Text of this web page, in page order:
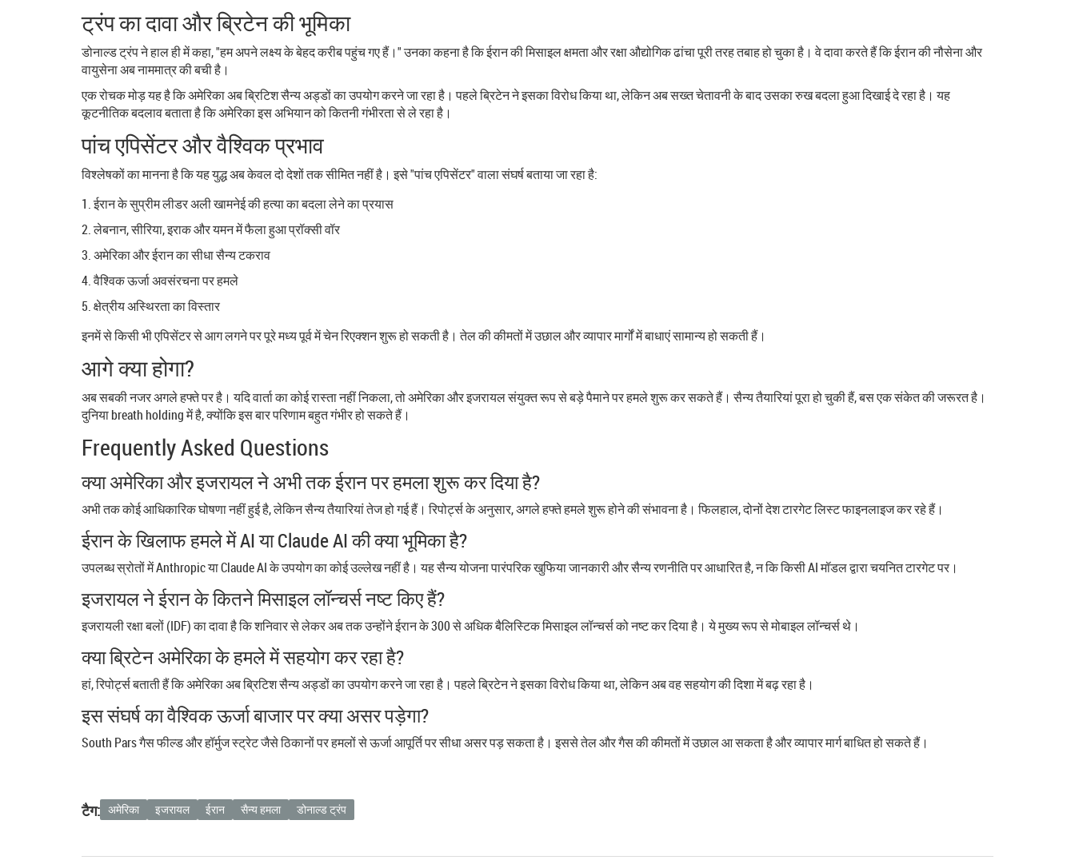
ट्रंप का दावा और ब्रिटेन की भूमिका
डोनाल्ड ट्रंपने हाल ही में कहा, "हम अपने लक्ष्य के बेहद करीब पहुंच गए हैं।" उनका कहना है कि ईरान की मिसाइल क्षमता और रक्षा औद्योगिक ढांचा पूरी तरह तबाह हो चुका है। वे दावा करते हैं कि ईरान की नौसेना और
वायुसेना अब नाममात्र की बची है।
एक रोचक मोड़ यह है कि अमेरिका अब ब्रिटिश सैन्य अड्डों का उपयोग करने जा रहा है। पहले ब्रिटेन ने इसका विरोध किया था, लेकिन अब सख्त चेतावनी के बाद उसका रुख बदला हुआ दिखाई दे रहा है। यह
कूटनीतिक बदलाव बताता है कि अमेरिका इस अभियान को कितनी गंभीरता से ले रहा है।
पांच एपिसेंटर और वैश्विक प्रभाव
विश्लेषकों का मानना है कि यह युद्ध अब केवल दो देशों तक सीमित नहीं है। इसे "पांच एपिसेंटर" वाला संघर्ष बताया जा रहा है:
ईरान के सुप्रीम लीडर अली खामनेई की हत्या का बदला लेने का प्रयास
लेबनान, सीरिया, इराक और यमन में फैला हुआ प्रॉक्सी वॉर
अमेरिका और ईरान का सीधा सैन्य टकराव
वैश्विक ऊर्जा अवसंरचना पर हमले
क्षेत्रीय अस्थिरता का विस्तार
इनमें से किसी भी एपिसेंटर से आग लगने पर पूरे मध्य पूर्व में चेन रिएक्शन शुरू हो सकती है। तेल की कीमतों में उछाल और व्यापार मार्गों में बाधाएं सामान्य हो सकती हैं।
आगे क्या होगा?
अब सबकी नजर अगले हफ्ते पर है। यदि वार्ता का कोई रास्ता नहीं निकला, तो अमेरिका और इजरायल संयुक्त रूप से बड़े पैमाने पर हमले शुरू कर सकते हैं। सैन्य तैयारियां पूरा हो चुकी हैं, बस एक संकेत की जरूरत है।
दुनिया breath holding में है, क्योंकि इस बार परिणाम बहुत गंभीर हो सकते हैं।
Frequently Asked Questions
क्या अमेरिका और इजरायल ने अभी तक ईरान पर हमला शुरू कर दिया है?
अभी तक कोई आधिकारिक घोषणा नहीं हुई है, लेकिन सैन्य तैयारियां तेज हो गई हैं। रिपोर्ट्स के अनुसार, अगले हफ्ते हमले शुरू होने की संभावना है। फिलहाल, दोनों देश टारगेट लिस्ट फाइनलाइज कर रहे हैं।
ईरान के खिलाफ हमले में AI या Claude AI की क्या भूमिका है?
उपलब्ध स्रोतों में Anthropic या Claude AI के उपयोग का कोई उल्लेख नहीं है। यह सैन्य योजना पारंपरिक खुफिया जानकारी और सैन्य रणनीति पर आधारित है, न कि किसी AI मॉडल द्वारा चयनित टारगेट पर।
इजरायल ने ईरान के कितने मिसाइल लॉन्चर्स नष्ट किए हैं?
इजरायली रक्षा बलों (IDF) का दावा है कि शनिवार से लेकर अब तक उन्होंने ईरान के 300 से अधिक बैलिस्टिक मिसाइल लॉन्चर्स को नष्ट कर दिया है। ये मुख्य रूप से मोबाइल लॉन्चर्स थे।
क्या ब्रिटेन अमेरिका के हमले में सहयोग कर रहा है?
हां, रिपोर्ट्स बताती हैं कि अमेरिका अब ब्रिटिश सैन्य अड्डों का उपयोग करने जा रहा है। पहले ब्रिटेन ने इसका विरोध किया था, लेकिन अब वह सहयोग की दिशा में बढ़ रहा है।
इस संघर्ष का वैश्विक ऊर्जा बाजार पर क्या असर पड़ेगा?
South Pars गैस फील्ड और हॉर्मुज स्ट्रेट जैसे ठिकानों पर हमलों से ऊर्जा आपूर्ति पर सीधा असर पड़ सकता है। इससे तेल और गैस की कीमतों में उछाल आ सकता है और व्यापार मार्ग बाधित हो सकते हैं।
टैग: अमेरिका इजरायल ईरान सैन्य हमला डोनाल्ड ट्रंप